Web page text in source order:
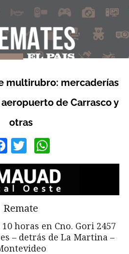
multirubro: mercaderías
de Carrasco y
otras
Facebook
Twitter
Remate
horas en Cno. Gori 2457
– detrás de La Martina –